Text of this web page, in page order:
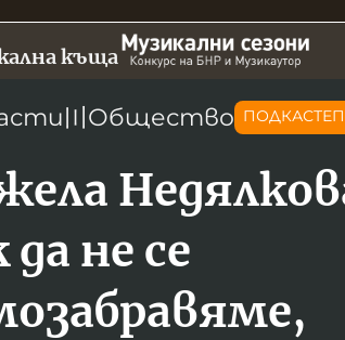
къща
〣 Общество
да не се